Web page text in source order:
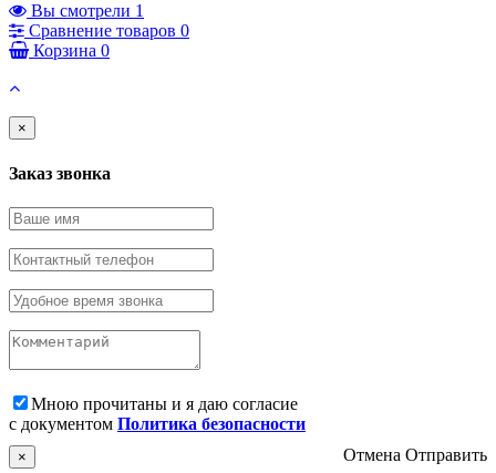
Вы смотрели 1
Сравнение товаров 0
Корзина 0
×
Заказ звонка
Мною прочитаны и я даю согласие
с документом Политика безопасности
Отмена Отправить
×